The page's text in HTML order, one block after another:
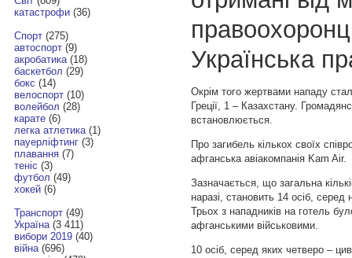
катастрофи(36)
Спорт(275)
автоспорт(9)
акробатика(18)
баскетбол (29)
бокс (14)
велоспорт(10)
волейбол (28)
карате(6)
легка атлетика(1)
пауерліфтинг(3)
плавання(7)
теніс (3)
футбол (49)
хокей(6)
Транспорт(49)
Україна(3 411)
вибори 2019(40)
війна(696)
Українська
Окрім того жертвами нападу
Греції, 1 – Казахстану.
встановлюється.
Про загибель кількох своїх
афганська авіакомпанія Kam Air.
Зазначається, що загальна
наразі, становить 14 осіб,
Трьох з нападників на готель
афганськими військовими.
10 осіб, серед яких четверо –